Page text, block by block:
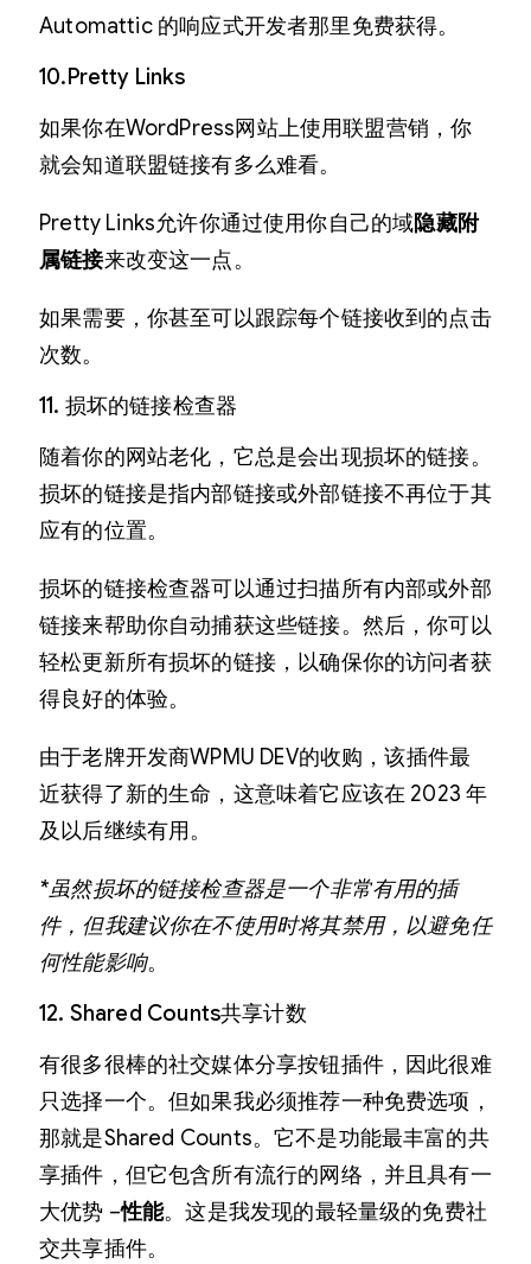
Automattic 的响应式开发者那里免费获得。
10.Pretty Links
如果你在WordPress网站上使用联盟营销，你
就会知道联盟链接有多么难看。
Pretty Links允许你通过使用你自己的域隐藏附
属链接来改变这一点。
如果需要，你甚至可以跟踪每个链接收到的点击
次数。
11. 损坏的链接检查器
随着你的网站老化，它总是会出现损坏的链接。
损坏的链接是指内部链接或外部链接不再位于其
应有的位置。
损坏的链接检查器可以通过扫描所有内部或外部
链接来帮助你自动捕获这些链接。然后，你可以
轻松更新所有损坏的链接，以确保你的访问者获
得良好的体验。
由于老牌开发商WPMU DEV的收购，该插件最
近获得了新的生命，这意味着它应该在 2023 年
及以后继续有用。
*虽然损坏的链接检查器是一个非常有用的插
件，但我建议你在不使用时将其禁用，以避免任
何性能影响。
12. Shared Counts共享计数
有很多很棒的社交媒体分享按钮插件，因此很难
只选择一个。但如果我必须推荐一种免费选项，
那就是Shared Counts。它不是功能最丰富的共
享插件，但它包含所有流行的网络，并且具有一
大优势 –性能。这是我发现的最轻量级的免费社
交共享插件。